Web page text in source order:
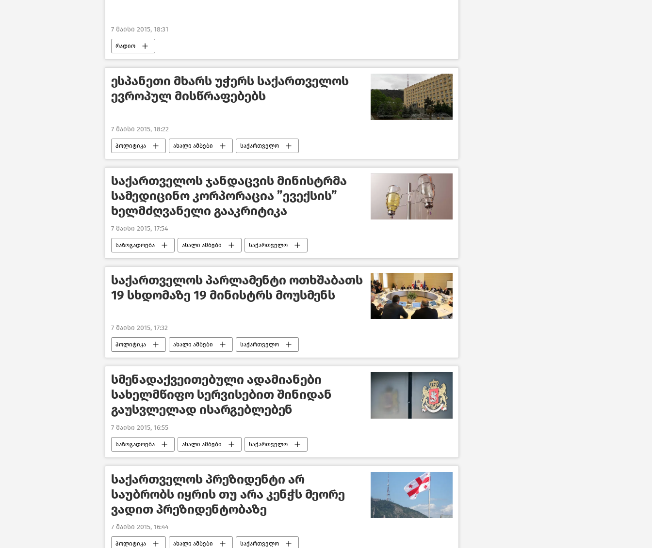
7 მაისი 2015, 18:31
რადიო
ესპანეთი მხარს უჭერს საქართველოს
ევროპულ მისწრაფებებს
7 მაისი 2015, 18:22
პოლიტიკა ახალი ამბები საქართველო
საქართველოს ჯანდაცვის მინისტრმა
სამედიცინო კორპორაცია ”ევექსის”
ხელმძღვანელი გააკრიტიკა
7 მაისი 2015, 17:54
საზოგადოება ახალი ამბები საქართველო
საქართველოს პარლამენტი ოთხშაბათს
19 სხდომაზე 19 მინისტრს მოუსმენს
7 მაისი 2015, 17:32
პოლიტიკა ახალი ამბები საქართველო
სმენადაქვეითებული ადამიანები
სახელმწიფო სერვისებით შინიდან
გაუსვლელად ისარგებლებენ
7 მაისი 2015, 16:55
საზოგადოება ახალი ამბები საქართველო
საქართველოს პრეზიდენტი არ
საუბრობს იყრის თუ არა კენჭს მეორე
ვადით პრეზიდენტობაზე
7 მაისი 2015, 16:44
პოლიტიკა ახალი ამბები საქართველო